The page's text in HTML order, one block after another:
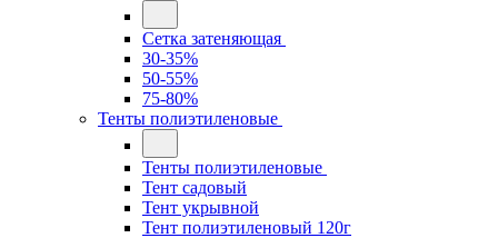
Сетка затеняющая
30-35%
50-55%
75-80%
Тенты полиэтиленовые
Тенты полиэтиленовые
Тент садовый
Тент укрывной
Тент полиэтиленовый 120г